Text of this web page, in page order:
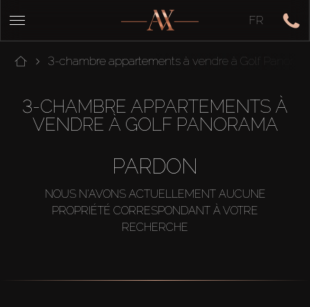
FR
3-chambre appartements à vendre à Golf
3-CHAMBRE APPARTEMENTS À
VENDRE À GOLF PANORAMA
PARDON
NOUS N'AVONS ACTUELLEMENT AUCUNE
PROPRIÉTÉ CORRESPONDANT À VOTRE
RECHERCHE